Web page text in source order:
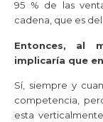
95 % de las
cadena, que es
Entonces, al
implicaría que
Sí, siempre y
competencia,
esta